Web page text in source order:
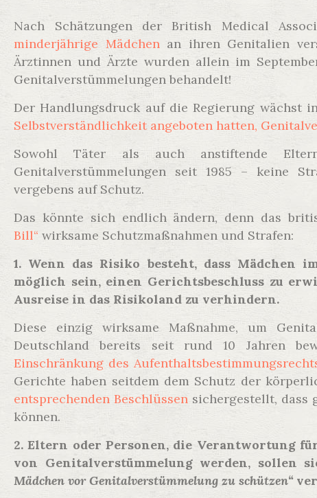
Nach Schätzungen der British Medical
minderjährige Mädchenan ihren Genitalien
Ärztinnen und Ärzte wurden allein im
Genitalverstümmelungen behandelt!
Der Handlungsdruck auf die Regierung wächst
Selbstverständlichkeit angeboten hatten,
Sowohl Täter als auch anstiftende
Genitalverstümmelungen seit 1985 – keine
vergebens auf Schutz.
Das könnte sich endlich ändern, denn das
Bill“ wirksame Schutzmaßnahmen und Strafen:
1. Wenn das Risiko besteht, dass Mädchen
möglich sein, einen Gerichtsbeschluss zu
Ausreise in das Risikoland zu verhindern.
Diese einzig wirksame Maßnahme, um
Deutschland bereits seit rund 10 Jahren
Einschränkung des
Gerichte haben seitdem dem Schutz der
entsprechenden Beschlüssen sichergestellt, dass
können.
2. Eltern oder Personen, die Verantwortung
von Genitalverstümmelung werden, sollen
Mädchen vor Genitalverstümmelung zu schützen“